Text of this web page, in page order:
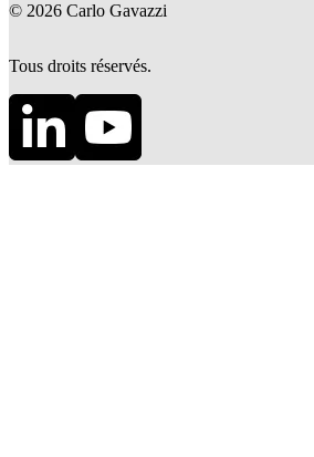
© 2026 Carlo Gavazzi
Tous droits réservés.